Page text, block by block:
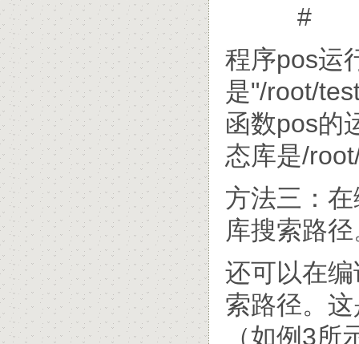
#
程序pos运
是"/root/
函数pos的
态库是/
方法三：
库搜索路
还可以在
索路径。
（如例3